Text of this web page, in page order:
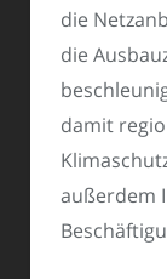
die
die
damit
außerdem